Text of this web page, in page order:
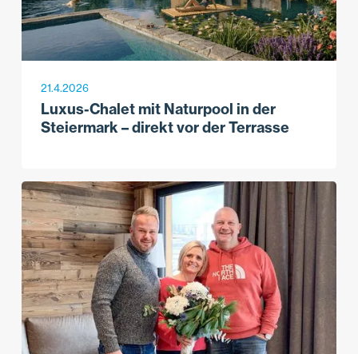
21.4.2026
Luxus-Chalet mit Naturpool in der
Steiermark – direkt vor der Terrasse